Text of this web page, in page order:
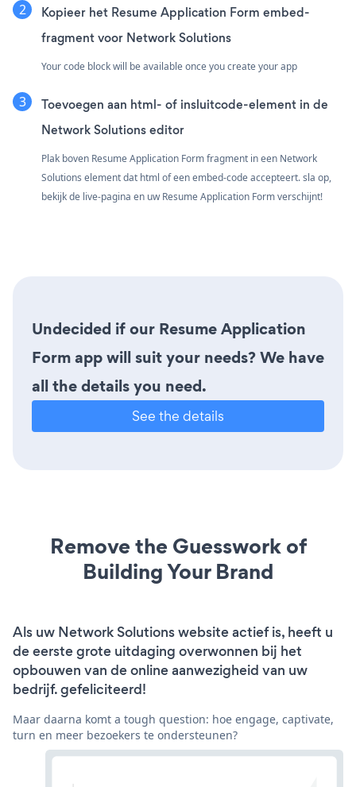
Kopieer het Resume Application Form embed-
fragment voor Network Solutions
Your code block will be available once you create your app
Toevoegen aan html- of insluitcode-element in de
Network Solutions editor
Plak boven Resume Application Form fragment in een Network
Solutions element dat html of een embed-code accepteert. sla op,
bekijk de live-pagina en uw Resume Application Form verschijnt!
Undecided if our Resume Application
Form app will suit your needs? We have
all the details you need.
See the details
Remove the Guesswork of
Building Your Brand
Als uw Network Solutions website actief is, heeft u
de eerste grote uitdaging overwonnen bij het
opbouwen van de online aanwezigheid van uw
bedrijf. gefeliciteerd!
Maar daarna komt a tough question: hoe engage, captivate,
turn en meer bezoekers te ondersteunen?